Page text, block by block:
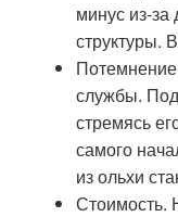
минус из-за
структуры.
Потемнение
службы.
стремясь
самого
из ольхи
Стоимость.